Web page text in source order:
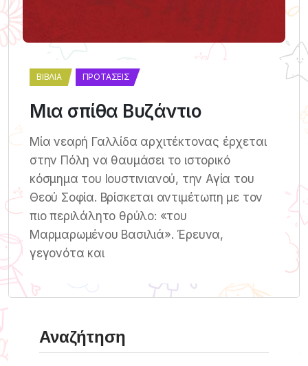
ΒΙΒΛΊΑ ΠΡΟΤΆΣΕΙΣ
Μια σπίθα Βυζάντιο
Μία νεαρή Γαλλίδα αρχιτέκτονας έρχεται
στην Πόλη να θαυμάσει το ιστορικό
κόσμημα του Ιουστινιανού, την Αγία του
Θεού Σοφία. Βρίσκεται αντιμέτωπη με τον
πιο περιλάλητο θρύλο: «του
Μαρμαρωμένου Βασιλιά». Έρευνα,
γεγονότα και
Αναζήτηση